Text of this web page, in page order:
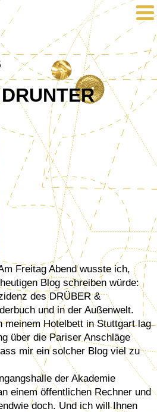
Freitag Abend wusste ich,
Blog schreiben würde:
des DRÜBER &
und in der Außenwelt.
meinem Hotelbett in Stuttgart lag
über die Pariser Anschläge
mir ein solcher Blog viel zu
der Akademie
einem öffentlichen Rechner und
doch. Und ich will Ihnen